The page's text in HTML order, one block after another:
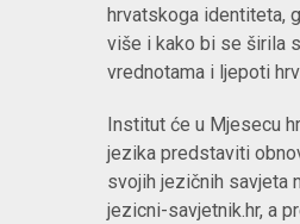
hrvatskoga identiteta,
više i kako bi se širila
vrednotama i ljepoti
Institut će u Mjesecu
jezika predstaviti
svojih jezičnih savjeta
jezicni-savjetnik.hr, a